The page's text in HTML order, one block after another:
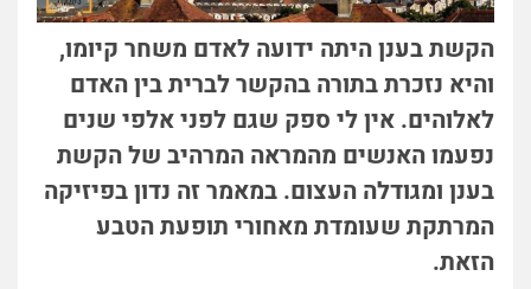
הקשת בענן היתה ידועה לאדם משחר קיומו,
והיא נזכרת בתורה בהקשר לברית בין האדם
לאלוהים. אין לי ספק שגם לפני אלפי שנים
נפעמו האנשים מהמראה המרהיב של הקשת
בענן ומגודלה העצום. במאמר זה נדון בפיזיקה
המרתקת שעומדת מאחורי תופעת הטבע
הזאת.